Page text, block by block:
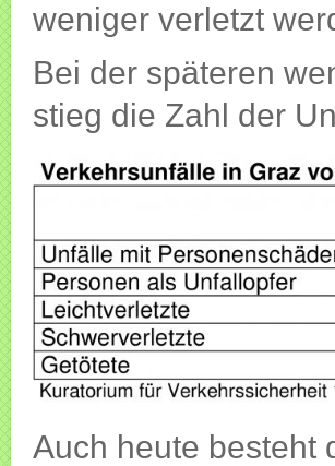
weniger verletzt
Bei der späteren
stieg die Zahl der
Auch heute besteht